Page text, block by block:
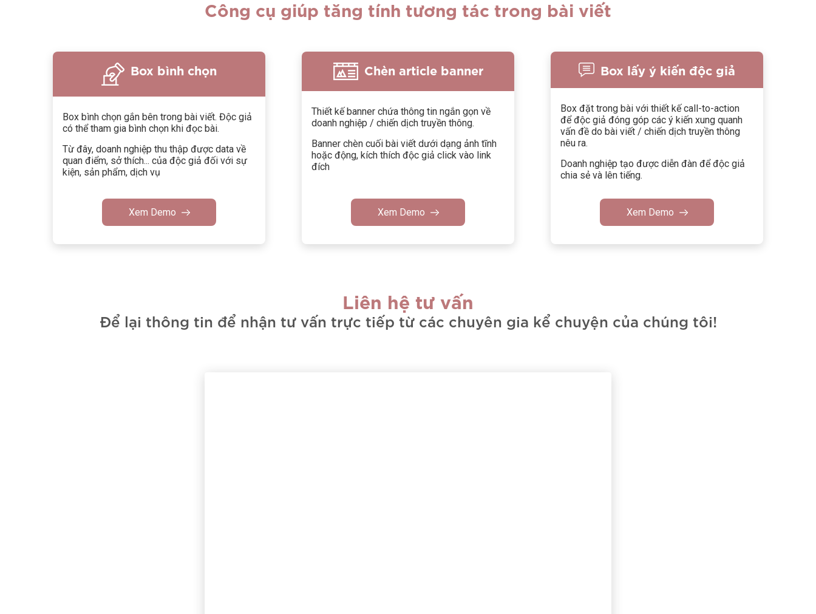
Công cụ giúp tăng tính tương tác trong bài viết
Box bình chọn
Box bình chọn gắn bên trong bài viết. Độc giả
có thể tham gia bình chọn khi đọc bài.
Từ đây, doanh nghiệp thu thập được data về
quan điểm, sở thích... của độc giả đối với sự
kiện, sản phẩm, dịch vụ
Xem Demo
Chèn article banner
Thiết kế banner chứa thông tin ngắn gọn về
doanh nghiệp / chiến dịch truyền thông.
Banner chèn cuối bài viết dưới dạng ảnh tĩnh
hoặc động, kích thích độc giả click vào link
đích
Xem Demo
Box lấy ý kiến độc giả
Box đặt trong bài với thiết kế call-to-action
để độc giả đóng góp các ý kiến xung quanh
vấn đề do bài viết / chiến dịch truyền thông
nêu ra.
Doanh nghiệp tạo được diễn đàn để độc giả
chia sẻ và lên tiếng.
Xem Demo
Liên hệ tư vấn
Để lại thông tin để nhận tư vấn trực tiếp từ các chuyên gia kể chuyện của chúng tôi!